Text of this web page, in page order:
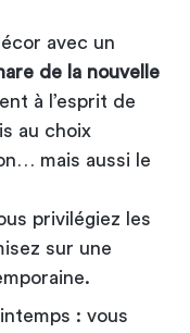
avec un
de la nouvelle
à l’esprit de
au choix
mais aussi le
privilégiez les
sur une
: vous